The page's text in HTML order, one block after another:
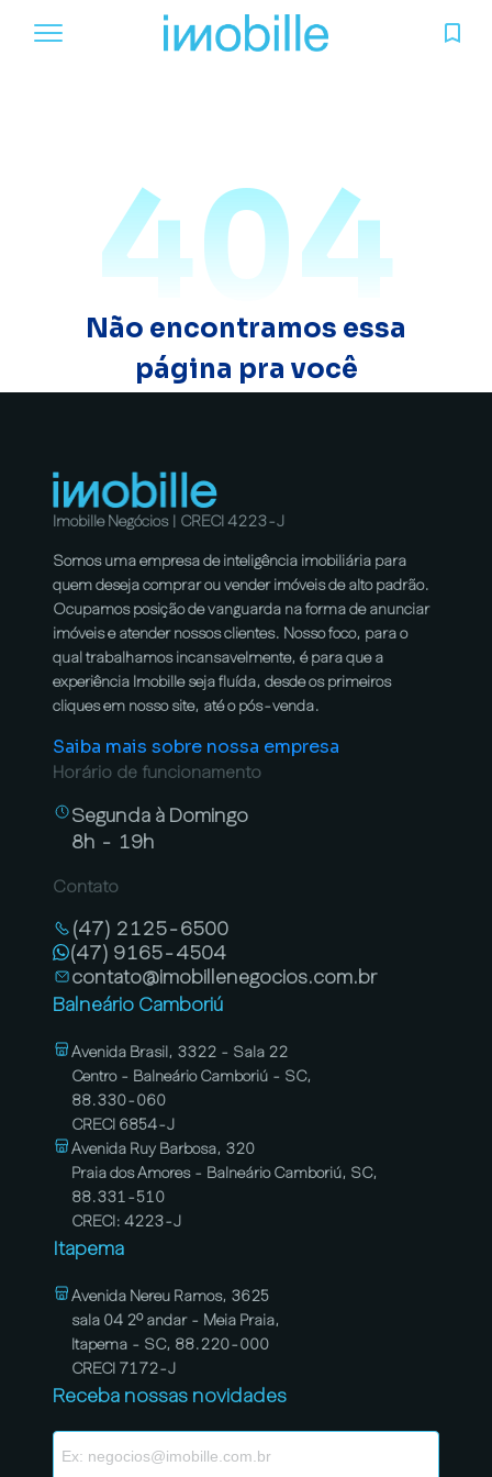
404
Não encontramos essa
página pra você
Imobille Negócios | CRECI 4223-J
Somos uma empresa de inteligência imobiliária para
quem deseja comprar ou vender imóveis de alto padrão.
Ocupamos posição de vanguarda na forma de anunciar
imóveis e atender nossos clientes. Nosso foco, para o
qual trabalhamos incansavelmente, é para que a
experiência Imobille seja fluída, desde os primeiros
cliques em nosso site, até o pós-venda.
Saiba mais sobre nossa empresa
Horário de funcionamento
Segunda à Domingo
8h - 19h
Contato
(47) 2125-6500
(47) 9165-4504
contato@imobillenegocios.com.br
Balneário Camboriú
Avenida Brasil, 3322 - Sala 22
Centro - Balneário Camboriú - SC,
88.330-060
CRECI 6854-J
Avenida Ruy Barbosa, 320
Praia dos Amores - Balneário Camboriú, SC,
88.331-510
CRECI: 4223-J
Itapema
Avenida Nereu Ramos, 3625
sala 04 2º andar - Meia Praia,
Itapema - SC, 88.220-000
CRECI 7172-J
Receba nossas novidades